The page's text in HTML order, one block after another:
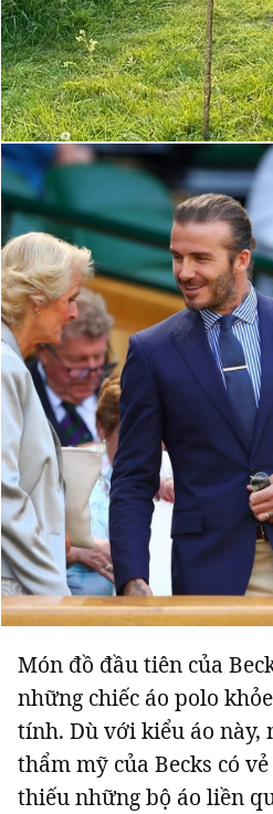
Món đồ đầu tiên của
những chiếc áo polo
tính. Dù với kiểu áo này,
thẩm mỹ của Becks có
thiếu những bộ áo liền